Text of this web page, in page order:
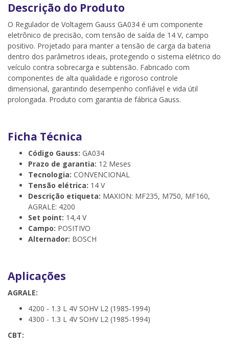
Descrição do Produto
O Regulador de Voltagem Gauss GA034 é um componente
eletrônico de precisão, com tensão de saída de 14 V, campo
positivo. Projetado para manter a tensão de carga da bateria
dentro dos parâmetros ideais, protegendo o sistema elétrico do
veículo contra sobrecarga e subtensão. Fabricado com
componentes de alta qualidade e rigoroso controle
dimensional, garantindo desempenho confiável e vida útil
prolongada. Produto com garantia de fábrica Gauss.
Ficha Técnica
Código Gauss: GA034
Prazo de garantia: 12 Meses
Tecnologia: CONVENCIONAL
Tensão elétrica: 14 V
Descrição etiqueta: MAXION: MF235, M750, MF160,
AGRALE: 4200
Set point: 14,4 V
Campo: POSITIVO
Alternador: BOSCH
Aplicações
AGRALE:
4200 - 1.3 L 4V SOHV L2 (1985-1994)
4300 - 1.3 L 4V SOHV L2 (1985-1994)
CBT: